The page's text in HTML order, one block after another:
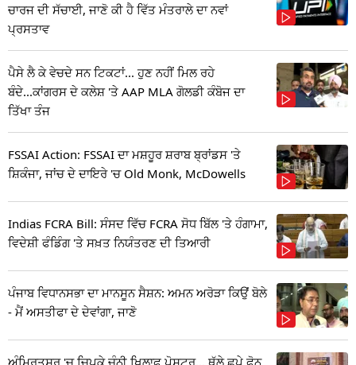
ਚਾਰਜ ਦੀ ਸੱਚਾਈ, ਜਾਣੋ ਕੀ ਹੈ ਵਿੱਤ ਮੰਤਰਾਲੇ ਦਾ ਨਵਾਂ
ਪ੍ਰਸਤਾਵ
ਪੈਸੇ ਲੈ ਕੇ ਵੇਚਦੇ ਸਨ ਟਿਕਟਾਂ... ਹੁਣ ਨਹੀਂ ਮਿਲ ਰਹੇ
ਬੰਦੇ...ਕਾਂਗਰਸ ਦੇ ਕਲੇਸ਼ 'ਤੇ AAP MLA ਗੋਲਡੀ ਕੰਬੋਜ ਦਾ
ਤਿੱਖਾ ਤੰਜ
FSSAI Action: FSSAI ਦਾ ਮਸ਼ਹੂਰ ਸ਼ਰਾਬ ਬ੍ਰਾਂਡਸ 'ਤੇ
ਸ਼ਿਕੰਜਾ, ਜਾਂਚ ਦੇ ਦਾਇਰੇ 'ਚ Old Monk, McDowells
Indias FCRA Bill: ਸੰਸਦ ਵਿੱਚ FCRA ਸੋਧ ਬਿੱਲ 'ਤੇ ਹੰਗਾਮਾ,
ਵਿਦੇਸ਼ੀ ਫੰਡਿੰਗ 'ਤੇ ਸਖ਼ਤ ਨਿਯੰਤਰਣ ਦੀ ਤਿਆਰੀ
ਪੰਜਾਬ ਵਿਧਾਨਸਭਾ ਦਾ ਮਾਨਸੂਨ ਸੈਸ਼ਨ: ਅਮਨ ਅਰੋੜਾ ਕਿਉਂ ਬੋਲੇ
- ਮੈਂ ਅਸਤੀਫਾ ਦੇ ਦੇਵਾਂਗਾ, ਜਾਣੋ
ਅੰਮ੍ਰਿਤਸਰ 'ਚ ਚਿਪਕੇ ਚੰਨੀ ਖਿਲਾਫ ਪੋਸਟਰ... ਥੱਲੇ ਛਪੇ ਫੋਨ